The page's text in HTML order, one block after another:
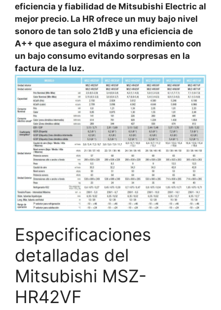
eficiencia y fiabilidad de Mitsubishi Electric al
mejor precio. La HR ofrece un muy bajo nivel
sonoro de tan solo 21dB y una eficiencia de
A++ que asegura el máximo rendimiento con
un bajo consumo evitando sorpresas en la
factura de la luz.
Especificaciones
detalladas del
Mitsubishi MSZ-
HR42VF